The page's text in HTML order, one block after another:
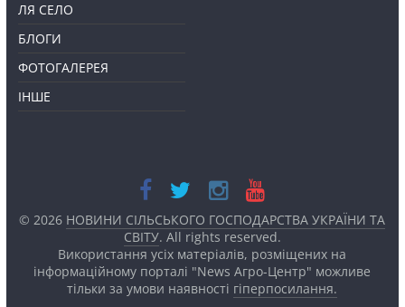
ЛЯ СЕЛО
БЛОГИ
ФОТОГАЛЕРЕЯ
ІНШЕ
© 2026 НОВИНИ СІЛЬСЬКОГО ГОСПОДАРСТВА УКРАЇНИ ТА
СВІТУ. All rights reserved.
Використання усіх матеріалів, розміщених на
інформаційному порталі "News Агро-Центр" можливе
тільки за умови наявності гіперпосилання.